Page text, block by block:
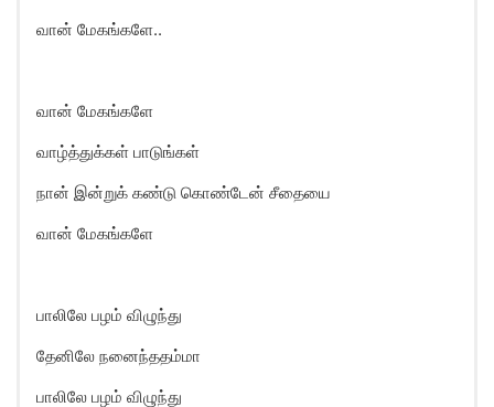
வான் மேகங்களே..
வான் மேகங்களே
வாழ்த்துக்கள் பாடுங்கள்
நான் இன்றுக் கண்டு கொண்டேன் சீதையை
வான் மேகங்களே
பாலிலே பழம் விழுந்து
தேனிலே நனைந்ததம்மா
பாலிலே பழம் விழுந்து